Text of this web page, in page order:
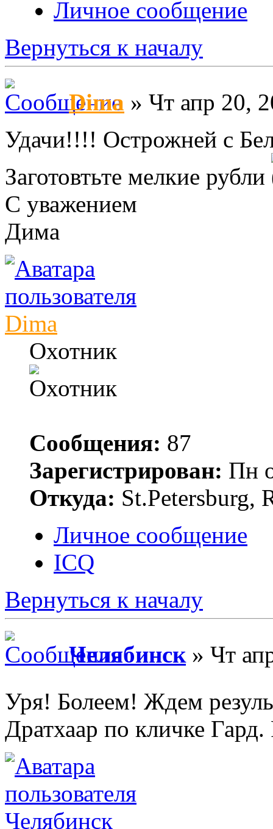
Личное сообщение
Вернуться к началу
Dima » Чт апр 20,
Удачи!!!! Острожней с
Заготовтьте мелкие рубли
С уважением
Дима
Dima
Охотник
Сообщения: 87
Зарегистрирован: Пн
Откуда: St.Petersburg,
Личное сообщение
ICQ
Вернуться к началу
Челябинск» Чт
Уря! Болеем! Ждем
Дратхаар по кличке
Челябинск